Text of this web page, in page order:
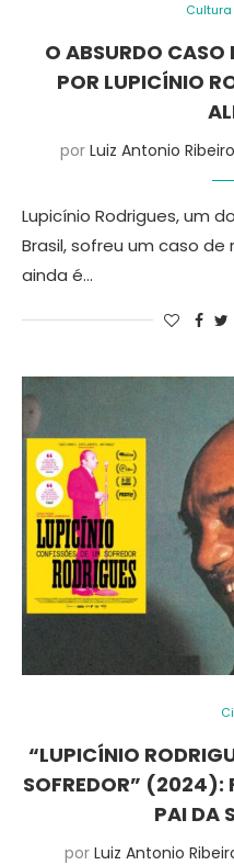
Cultura
O ABSURDO CASO
POR LUPICÍNIO
por Luiz Antonio Ribeiro
Lupicínio Rodrigues, um
Brasil, sofreu um caso
ainda é…
“LUPICÍNIO
SOFREDOR” (2024):
PAI DA
por Luiz Antonio